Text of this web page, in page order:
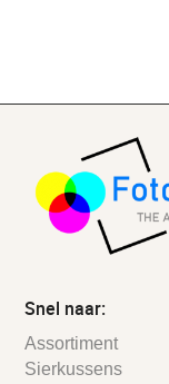
Snel naar:
Assortiment
Sierkussens